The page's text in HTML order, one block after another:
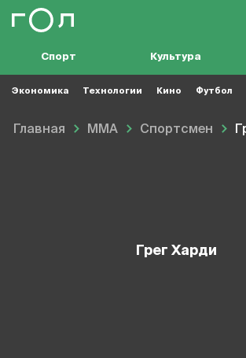
Спорт Культура
Экономика Технологии Кино Футбол
Главная MMA Спортсмен
Грег Харди